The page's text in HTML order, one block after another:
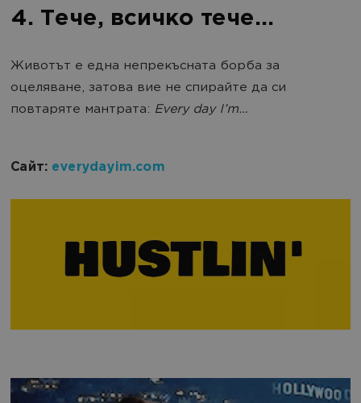
4. Тече, всичко тече...
Животът е една непрекъсната борба за
оцеляване, затова вие не спирайте да си
повтаряте мантрата: Every day I’m…
Сайт: everydayim.com